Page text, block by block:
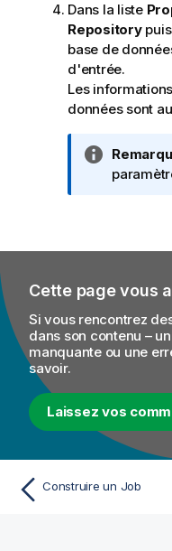
Dans la liste
Repositorypuis
base de
d'entrée.
Les
données sont
N
o
n
o
r
m
a
i
o
n
Cette page vous
Si vous rencontrez
dans son contenu –
manquante ou une
savoir.
Laissez vos
Construire un Job